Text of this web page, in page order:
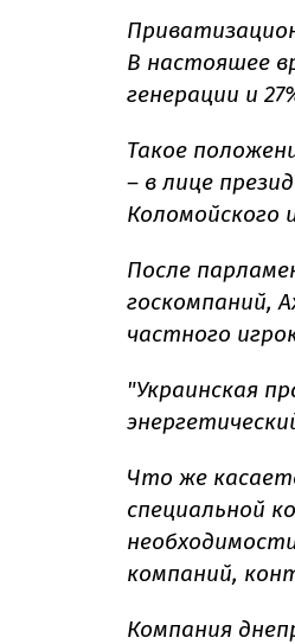
В настояшее
генерации и
Такое
– в лице
Коломойского
После
госкомпаний,
частного
"Украинская
Что же
специальной
компаний,
Компания